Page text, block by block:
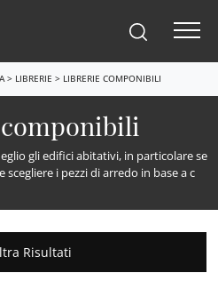
> LIBRERIE > LIBRERIE COMPONIBILI
gli edifici abitativi, in particolare se
i pezzi di arredo in base a c
Risultati